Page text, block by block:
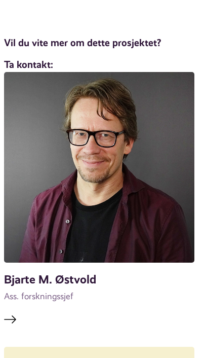
Vil du vite mer om dette prosjektet?
Ta kontakt:
Bjarte M. Østvold
Ass. forskningssjef